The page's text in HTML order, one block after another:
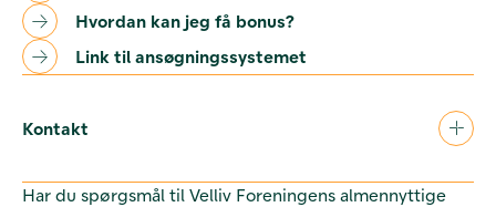
Hvordan kan jeg få bonus?
Link til ansøgningssystemet
Kontakt
Har du spørgsmål til Velliv Foreningens almennyttige